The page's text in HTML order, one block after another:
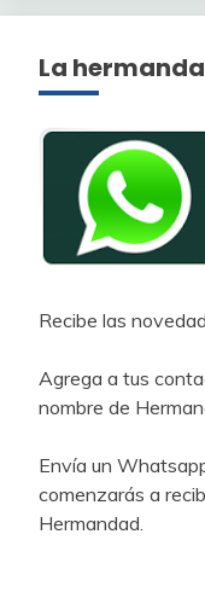
La
Recibe las
Agrega a tus
nombre de
Envía un
comenzarás a
Hermandad.